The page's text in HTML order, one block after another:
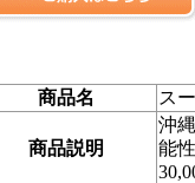
商品名 ス
商品説明
沖
能